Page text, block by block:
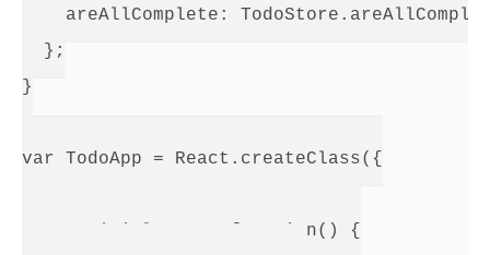
areAllComplete:
  };
}
var TodoApp = React.createClass({
  getInitialState: function() {